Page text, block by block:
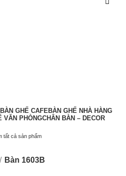
BÀN GHẾ CAFEBÀN GHẾ NHÀ HÀNG
VĂN PHÒNGCHÂN BÀN – DECOR
tất cả sản phẩm
Bàn 1603B